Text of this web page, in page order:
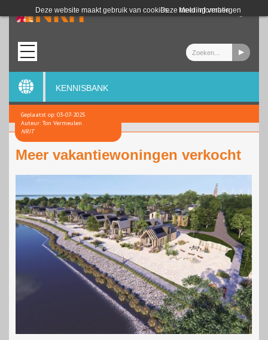
Deze website maakt gebruik van cookies. Meer informatie
Deze melding verbergen
Login
KENNISBANK
Geplaatst op: 03-07-2025
Auteur: Ton Vermeulen
NRIT
Meer vakantiewoningen verkocht